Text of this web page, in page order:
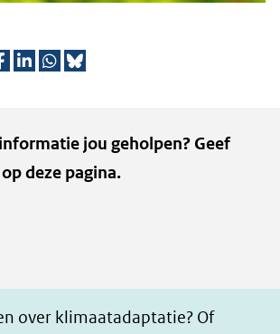
l
e
i
l
e
h
z
e
n
jou geholpen? Geef
deze pagina.
over klimaatadaptatie? Of